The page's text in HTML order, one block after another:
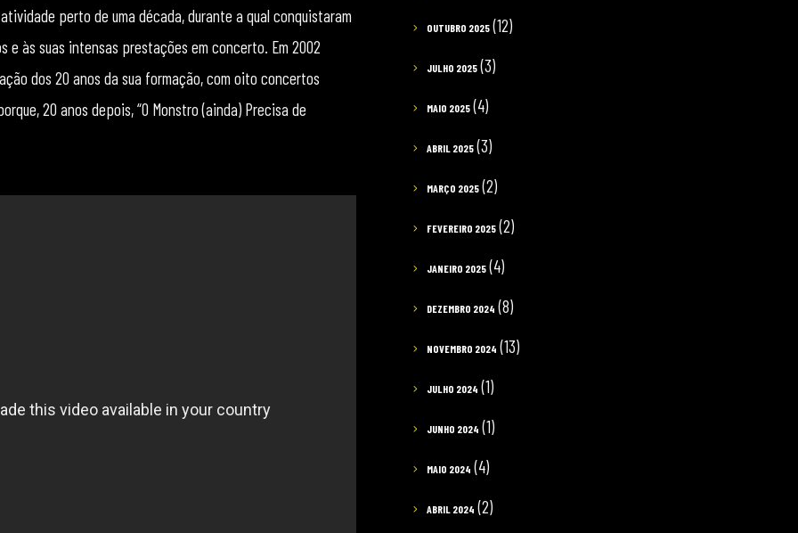
perto de uma década, durante a qual conquistaram
às suas intensas prestações em concerto. Em 2002
dos 20 anos da sua formação, com oito concertos
20 anos depois, “O Monstro (ainda) Precisa de
OUTUBRO 2025 (12)
JULHO 2025 (3)
MAIO 2025 (4)
ABRIL 2025 (3)
MARÇO 2025 (2)
FEVEREIRO 2025 (2)
JANEIRO 2025 (4)
DEZEMBRO 2024 (8)
NOVEMBRO 2024 (13)
JULHO 2024 (1)
JUNHO 2024 (1)
MAIO 2024 (4)
ABRIL 2024 (2)